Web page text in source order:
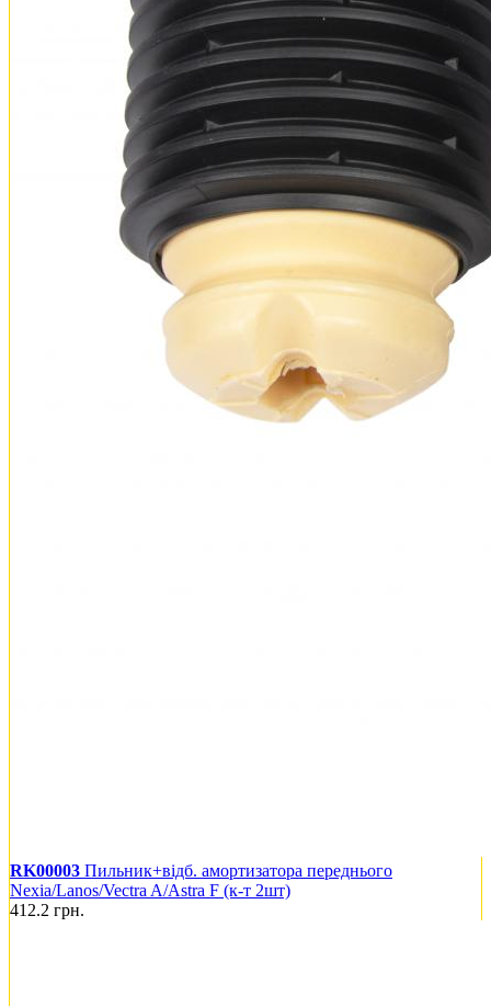
RK00003 Пильник+відб. амортизатора переднього
Nexia/Lanos/Vectra A/Astra F (к-т 2шт)
412.2 грн.